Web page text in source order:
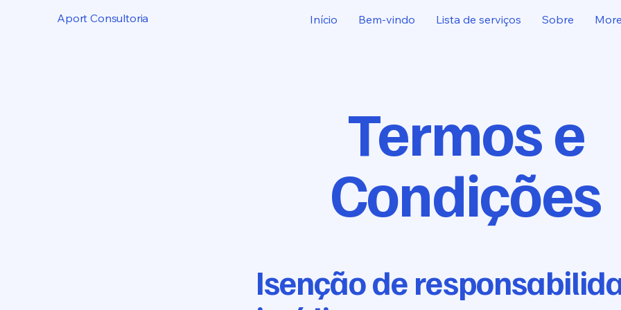
Aport Consultoria Início Bem-vindo Lista de serviços Sobre More
Termos e
Condições
Isenção de